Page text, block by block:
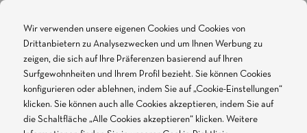
BUCHE ONLINE
Um die Newsletter abzumelden, geben Sie bitte die
folgende Information ein:
Wir verwenden unsere eigenen Cookies und Cookies von
Drittanbietern zu Analysezwecken und um Ihnen Werbung zu
zeigen, die sich auf Ihre Präferenzen basierend auf Ihren
Surfgewohnheiten und Ihrem Profil bezieht. Sie können Cookies
konfigurieren oder ablehnen, indem Sie auf „Cookie-Einstellungen“
klicken. Sie können auch alle Cookies akzeptieren, indem Sie auf
die Schaltfläche „Alle Cookies akzeptieren“ klicken. Weitere